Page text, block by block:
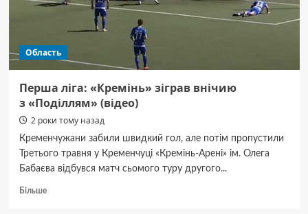
Область
Перша ліга: «Кремінь» зіграв внічию
з «Поділлям» (відео)
2 роки тому назад
Кременчужани забили швидкий гол, але потім пропустили
Третього травня у Кременчуці «Кремінь-Арені» ім. Олега
Бабаєва відбувся матч сьомого туру другого...
БільшеДокладніше